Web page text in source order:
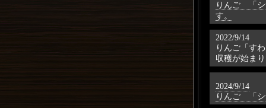
りんご 「シ
す。
2022/9/14
りんご「す
収穫が始ま
2024/9/14
りんご 「シ